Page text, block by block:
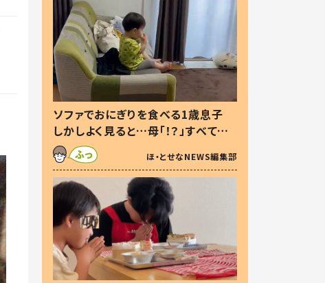
ソファでおにぎりを食べる1歳息子
しかしよく見ると…母「！？」すべてを
察した母の投稿に「可愛いから許
す！」「現行犯〜」
ほ・とせなNEWS編集部